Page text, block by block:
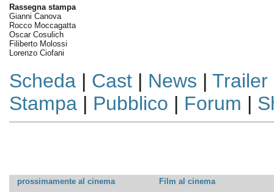
Rassegna stampa
Gianni Canova
Rocco Moccagatta
Oscar Cosulich
Filiberto Molossi
Lorenzo Ciofani
Scheda| Cast| News | Trailer
Stampa| Pubblico | Forum |
prossimamente al cinema
Film al cinema